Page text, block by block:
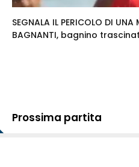
SEGNALA IL PERICOLO DI
BAGNANTI, bagnino
Prossima partita